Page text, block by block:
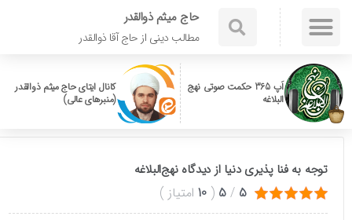
حاج میثم ذوالقدر
مطالب دینی از حاج آقا ذوالقدر
اَپ 365 حکمت صوتی نهج
البلاغه
کانال ایتای حاج میثم ذوالقدر
(منبرهای عالی)
توجه به فنا پذیری دنیا از دیدگاه نهج‌البلاغه
5
/
5
(
10 امتیاز)